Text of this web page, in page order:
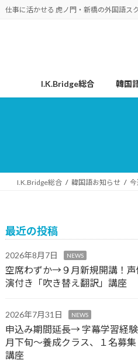
仕事に活かせる 虎ノ門・新橋の外国語ス
I.K.Bridge総合 韓国
I.K.Bridge総合 韓国語お知らせ
最近の投稿
2026年8月7日 NEWS
空席わずか→９月新規開講！声
演付き「吹き替え翻訳」講座
2026年7月31日 NEWS
申込み期間延長→ 字幕学習経
月下旬～養成クラス、１名募
講座